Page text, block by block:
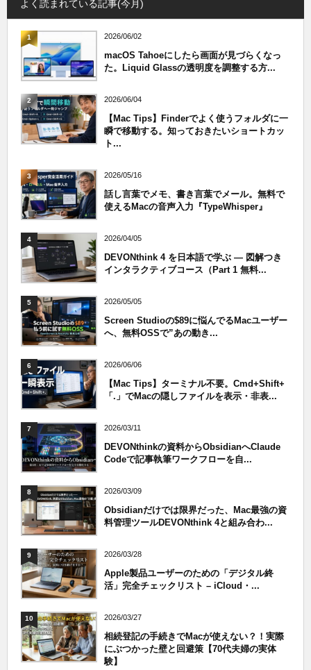
よく読まれている記事(今月)
1 2026/06/02
macOS Tahoeにしたら画面が見づらくなっ
た。Liquid Glassの透明度を調整する方...
2 2026/06/04
【Mac Tips】Finderでよく使うフォルダに一
瞬で移動する。知っておきたいショートカッ
ト...
3 2026/05/16
話し言葉でメモ、書き言葉でメール。無料で
使えるMacの音声入力『TypeWhisper』
4 2026/04/05
DEVONthink 4 を日本語で学ぶ — 図解つき
インタラクティブコース（Part 1 無料...
5 2026/05/05
Screen Studioの$89に悩んでるMacユーザー
へ、無料OSSで”あの動き...
6 2026/06/06
【Mac Tips】ターミナル不要。Cmd+Shift+
「.」でMacの隠しファイルを表示・非表...
7 2026/03/11
DEVONthinkの資料からObsidianへClaude
Codeで記事執筆ワークフローを自...
8 2026/03/09
Obsidianだけでは限界だった、Mac最強の資
料管理ツールDEVONthink 4と組み合わ...
9 2026/03/28
Apple製品ユーザーのための「デジタル終
活」完全チェックリスト – iCloud・...
10 2026/03/27
相続登記の手続きでMacが使えない？！実際
にぶつかった壁と回避策【70代夫婦の実体
験】